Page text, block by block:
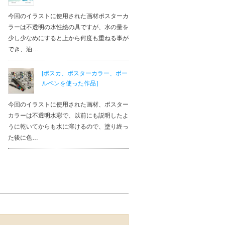
今回のイラストに使用された画材ポスターカ
ラーは不透明の水性絵の具ですが、水の量を
少し少なめにすると上から何度も重ねる事が
でき、油…
[ポスカ、ポスターカラー、ボー
ルペンを使った作品］
今回のイラストに使用された画材、ポスター
カラーは不透明水彩で、以前にも説明したよ
うに乾いてからも水に溶けるので、塗り終っ
た後に色…